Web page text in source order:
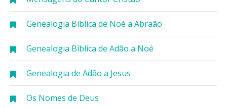
Genealogia Bíblica de Noé a Abraão
Genealogia Bíblica de Adão a Noé
Genealogia de Adão a Jesus
Os Nomes de Deus